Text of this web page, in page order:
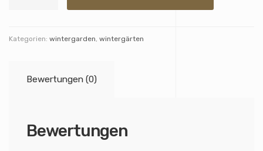
Kategorien: wintergarden wintergärten
Bewertungen (0)
Bewertungen